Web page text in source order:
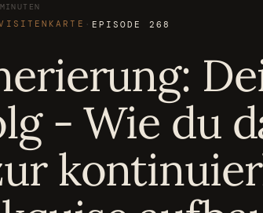
· EPISODE 268
- Wie du